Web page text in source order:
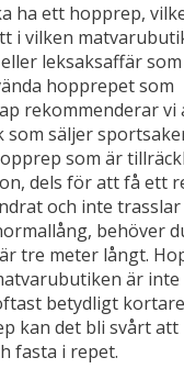
ha ett hopprep,
i vilken
leksaksaffär
hopprepet som
rekommenderar vi
som säljer
som är
dels för att få ett
och inte trasslar
behöver
tre meter långt.
är inte
betydligt
kan det bli svårt
fasta i repet.